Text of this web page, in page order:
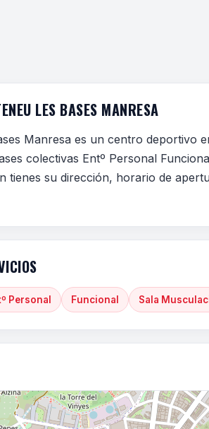
LES BASES MANRESA
Manresa es un centro deportivo
colectivas Entº Personal
tienes su dirección, horario de
Personal Funcional Sala